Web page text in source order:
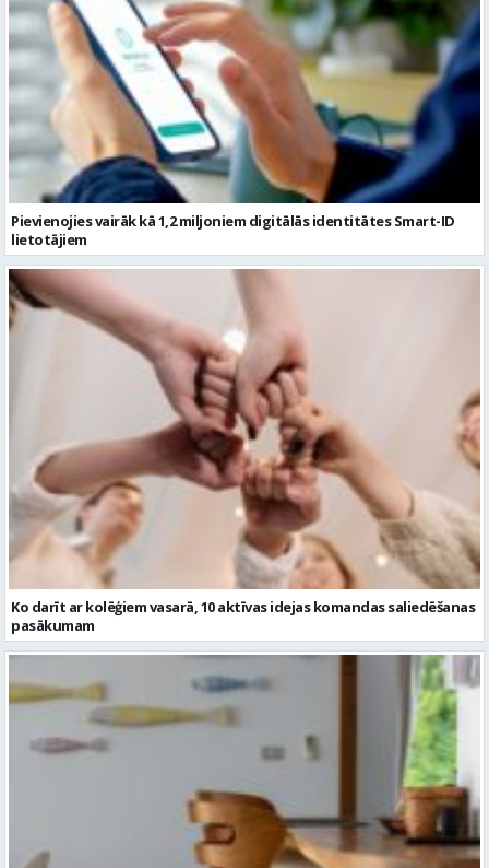
Pievienojies vairāk kā 1,2 miljoniem digitālās identitātes Smart-ID
lietotājiem
Ko darīt ar kolēģiem vasarā, 10 aktīvas idejas komandas saliedēšanas
pasākumam